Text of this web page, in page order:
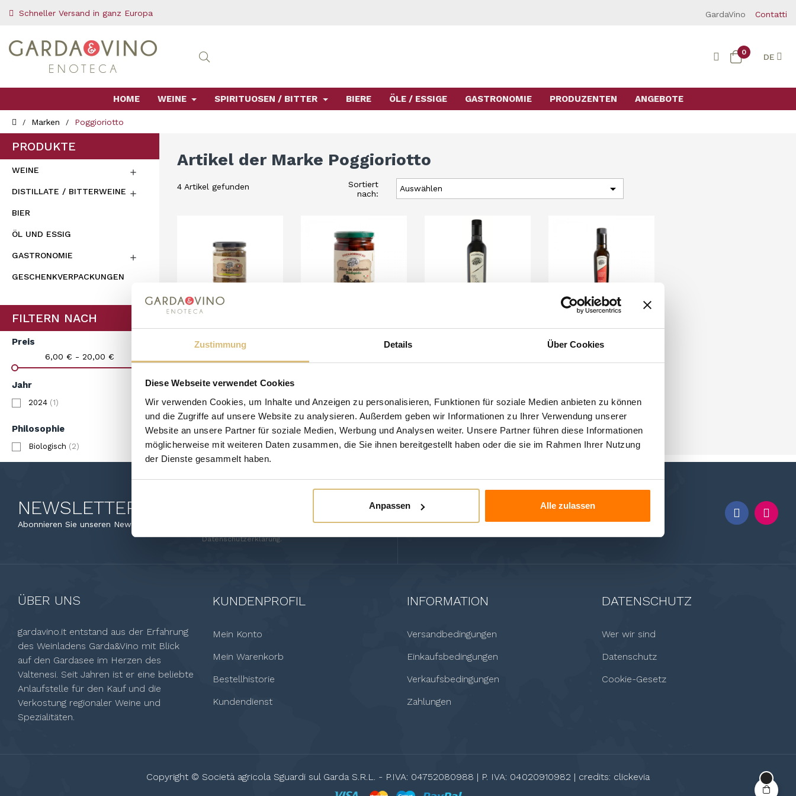
Zustimmung Details Über Cookies
Diese Webseite verwendet Cookies
Wir verwenden Cookies, um Inhalte und Anzeigen zu personalisieren, Funktionen für soziale Medien anbieten zu können
und die Zugriffe auf unsere Website zu analysieren. Außerdem geben wir Informationen zu Ihrer Verwendung unserer
Website an unsere Partner für soziale Medien, Werbung und Analysen weiter. Unsere Partner führen diese Informationen
möglicherweise mit weiteren Daten zusammen, die Sie ihnen bereitgestellt haben oder die sie im Rahmen Ihrer Nutzung
der Dienste gesammelt haben.
Anpassen Alle zulassen
Schneller Versand in ganz Europa GardaVino Contatti
0 DE
HOME WEINE SPIRITUOSEN / BITTER BIERE ÖLE / ESSIGE GASTRONOMIE PRODUZENTEN ANGEBOTE
Marken Poggioriotto
PRODUKTE
WEINE

DISTILLATE / BITTERWEINE 
BIER
ÖL UND ESSIG
GASTRONOMIE

GESCHENKVERPACKUNGEN
FILTERN NACH
Preis
6,00 € - 20,00 €
Jahr
2024 (1)
Philosophie
Biologisch (2)
Artikel der Marke Poggioriotto
4 Artikel gefunden
Sortiert
nach:
Auswählen 
Olivenpaste Schwarz
6,00 €
KARTE
Olivenöl mit Chili
1 - 4 von 4 Artikel(n)
NEWSLETTER
Abonnieren Sie unseren Newsletter.
Sie können Ihr Einverständnis jederzeit widerrufen.
Datenschutzerklärung.
FOLGEN SIE UNS
AUF:
ÜBER UNS
gardavino.it entstand aus der Erfahrung
des Weinladens Garda&Vino mit Blick
auf den Gardasee im Herzen des
Valtenesi. Seit Jahren ist er eine beliebte
Anlaufstelle für den Kauf und die
Verkostung regionaler Weine und
Spezialitäten.
KUNDENPROFIL
Mein Konto
Mein Warenkorb
Bestellhistorie
Kundendienst
INFORMATION
Versandbedingungen
Einkaufsbedingungen
Verkaufsbedingungen
Zahlungen
DATENSCHUTZ
Wer wir sind
Datenschutz
Cookie-Gesetz
Copyright © Società agricola Sguardi sul Garda S.R.L. - P.IVA: 04752080988 | P. IVA: 04020910982 | credits: clickevia